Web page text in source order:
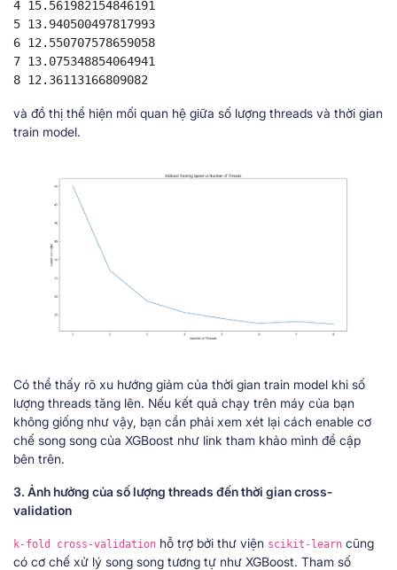
4 15.561982154846191
5 13.940500497817993
6 12.550707578659058
7 13.075348854064941
8 12.36113166809082
và đồ thị thể hiện mối quan hệ giữa số lượng threads và thời gian
train model.
Có thể thấy rõ xu hướng giảm của thời gian train model khi số
lượng threads tăng lên. Nếu kết quả chạy trên máy của bạn
không giống như vậy, bạn cần phải xem xét lại cách enable cơ
chế song song của XGBoost như link tham khảo mình đề cập
bên trên.
3. Ảnh hưởng của số lượng threads đến thời gian cross-
validation
k-fold cross-validation hỗ trợ bởi thư viện scikit-learn cũng
có cơ chế xử lý song song tương tự như XGBoost. Tham số